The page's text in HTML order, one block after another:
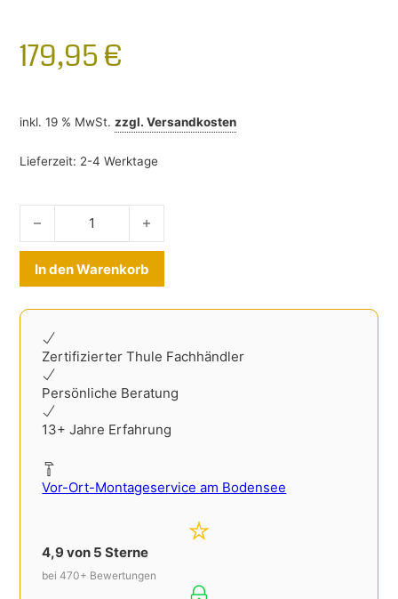
179,95 €
inkl. 19 % MwSt. zzgl.Versandkosten
Lieferzeit: 2-4 Werktage
Erweiterung Thule Velospace 3 - 3 oder 4 Rad Menge
In den Warenkorb
Zertifizierter Thule Fachhändler
Persönliche Beratung
13+ Jahre Erfahrung
Vor-Ort-Montageservice am Bodensee
4,9 von 5 Sterne
bei 470+ Bewertungen